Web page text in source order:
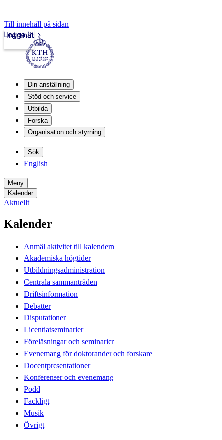
Till innehåll på sidan
Intranät
Logga in
Din anställning
Stöd och service
Utbilda
Forska
Organisation och styrning
Sök
English
Meny
Kalender
Aktuellt
Kalender
Anmäl aktivitet till kalendern
Akademiska högtider
Utbildningsadministration
Centrala sammanträden
Driftsinformation
Debatter
Disputationer
Licentiatseminarier
Föreläsningar och seminarier
Evenemang för doktorander och forskare
Docentpresentationer
Konferenser och evenemang
Podd
Fackligt
Musik
Övrigt